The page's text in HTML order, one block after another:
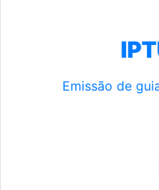
Emissão de